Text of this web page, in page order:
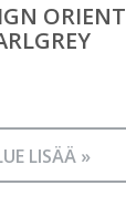
ORIENT
LISÄÄ »